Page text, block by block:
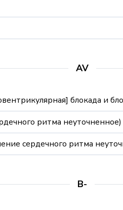
AV
блокада и
ритма неуточненное)
сердечного ритма
B-